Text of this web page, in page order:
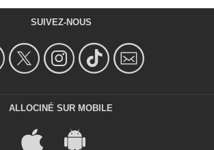
SUIVEZ-NOUS
ALLOCINÉ SUR MOBILE